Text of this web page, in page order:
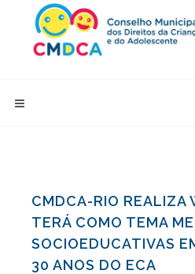
CMDCA-RIO REALIZA
TERÁ COMO TEMA
SOCIOEDUCATIVAS
30 ANOS DO ECA